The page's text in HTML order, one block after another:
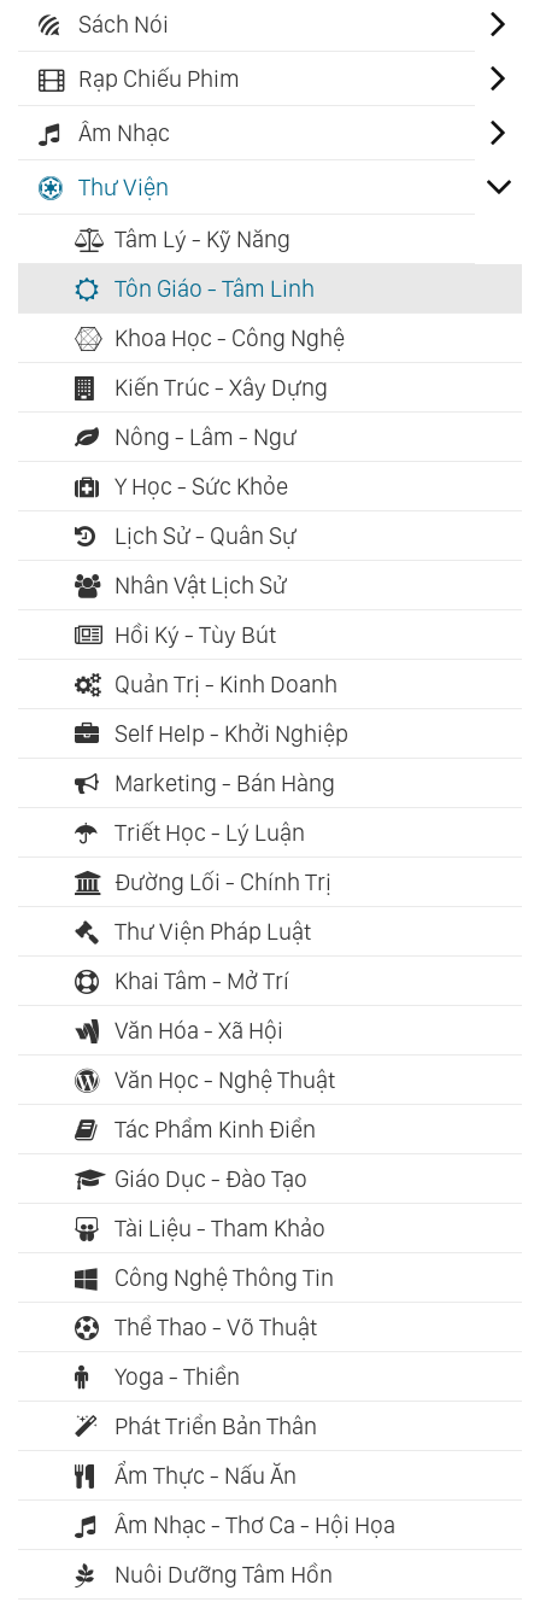
Sách Nói
Rạp Chiếu Phim
Âm Nhạc
Thư Viện
Tâm Lý - Kỹ Năng
Tôn Giáo - Tâm Linh
Khoa Học - Công Nghệ
Kiến Trúc - Xây Dựng
Nông - Lâm - Ngư
Y Học - Sức Khỏe
Lịch Sử - Quân Sự
Nhân Vật Lịch Sử
Hồi Ký - Tùy Bút
Quản Trị - Kinh Doanh
Self Help - Khởi Nghiệp
Marketing - Bán Hàng
Triết Học - Lý Luận
Đường Lối - Chính Trị
Thư Viện Pháp Luật
Khai Tâm - Mở Trí
Văn Hóa - Xã Hội
Văn Học - Nghệ Thuật
Tác Phẩm Kinh Điển
Giáo Dục - Đào Tạo
Tài Liệu - Tham Khảo
Công Nghệ Thông Tin
Thể Thao - Võ Thuật
Yoga - Thiền
Phát Triển Bản Thân
Ẩm Thực - Nấu Ăn
Âm Nhạc - Thơ Ca - Hội Họa
Nuôi Dưỡng Tâm Hồn